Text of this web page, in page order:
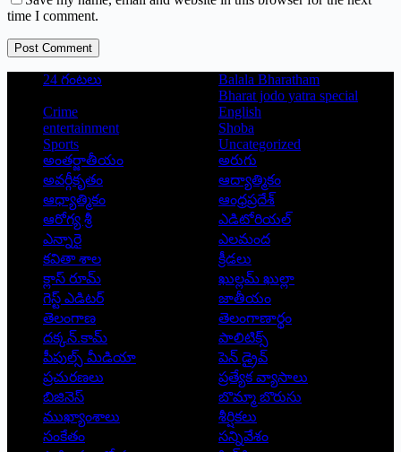
time I comment.
Post Comment
24 గంటలు
Balala Bharatham
Bharat jodo yatra special
Crime
English
entertainment
Shoba
Sports
Uncategorized
అంతర్జాతీయం
అరుగు
అవర్గీకృతం
ఆద్యాత్మికం
ఆధ్యాత్మికం
ఆంధ్రప్రదేశ్
ఆరోగ్య శ్రీ
ఎడిటోరియల్
ఎన్నారై
ఎలమంద
కవితా శాల
క్రీడలు
క్లాస్ రూమ్
ఖుల్లమ్ ఖుల్లా
గెస్ట్ ఎడిటర్
జాతీయం
తెలంగాణ
తెలంగాణార్థం
దక్కన్.కామ్
పాలిటిక్స్
పీపుల్స్ ‌మీడియా
పెన్ డ్రైవ్
ప్రచురణలు
ప్రత్యేక వ్యాసాలు
బిజినెస్
బొమ్మా బొరుసు
ముఖ్యాంశాలు
శీర్షికలు
సంకేతం
సన్నివేశం